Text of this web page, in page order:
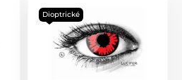
Dioptrické